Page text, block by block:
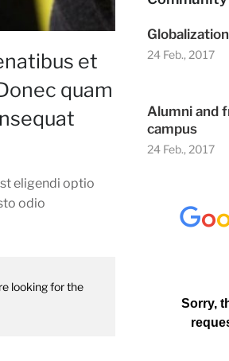
et
quam
eligendi optio
odio
looking for the
24 Feb., 2017
Alumni and
campus
24 Feb., 2017